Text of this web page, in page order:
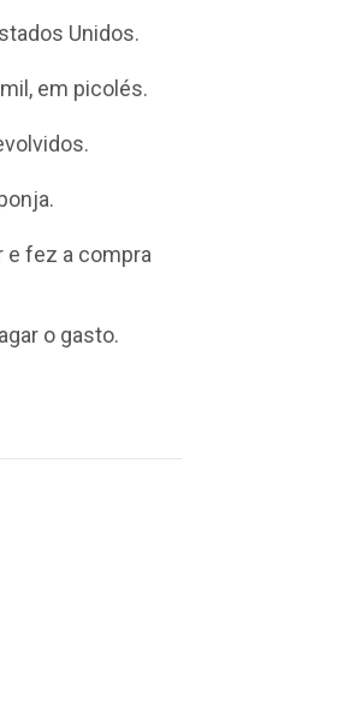
Unidos.
em picolés.
e fez a compra
o gasto.